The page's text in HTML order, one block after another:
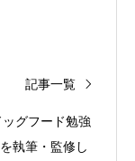
記事一覧
グフード勉強
執筆・監修し